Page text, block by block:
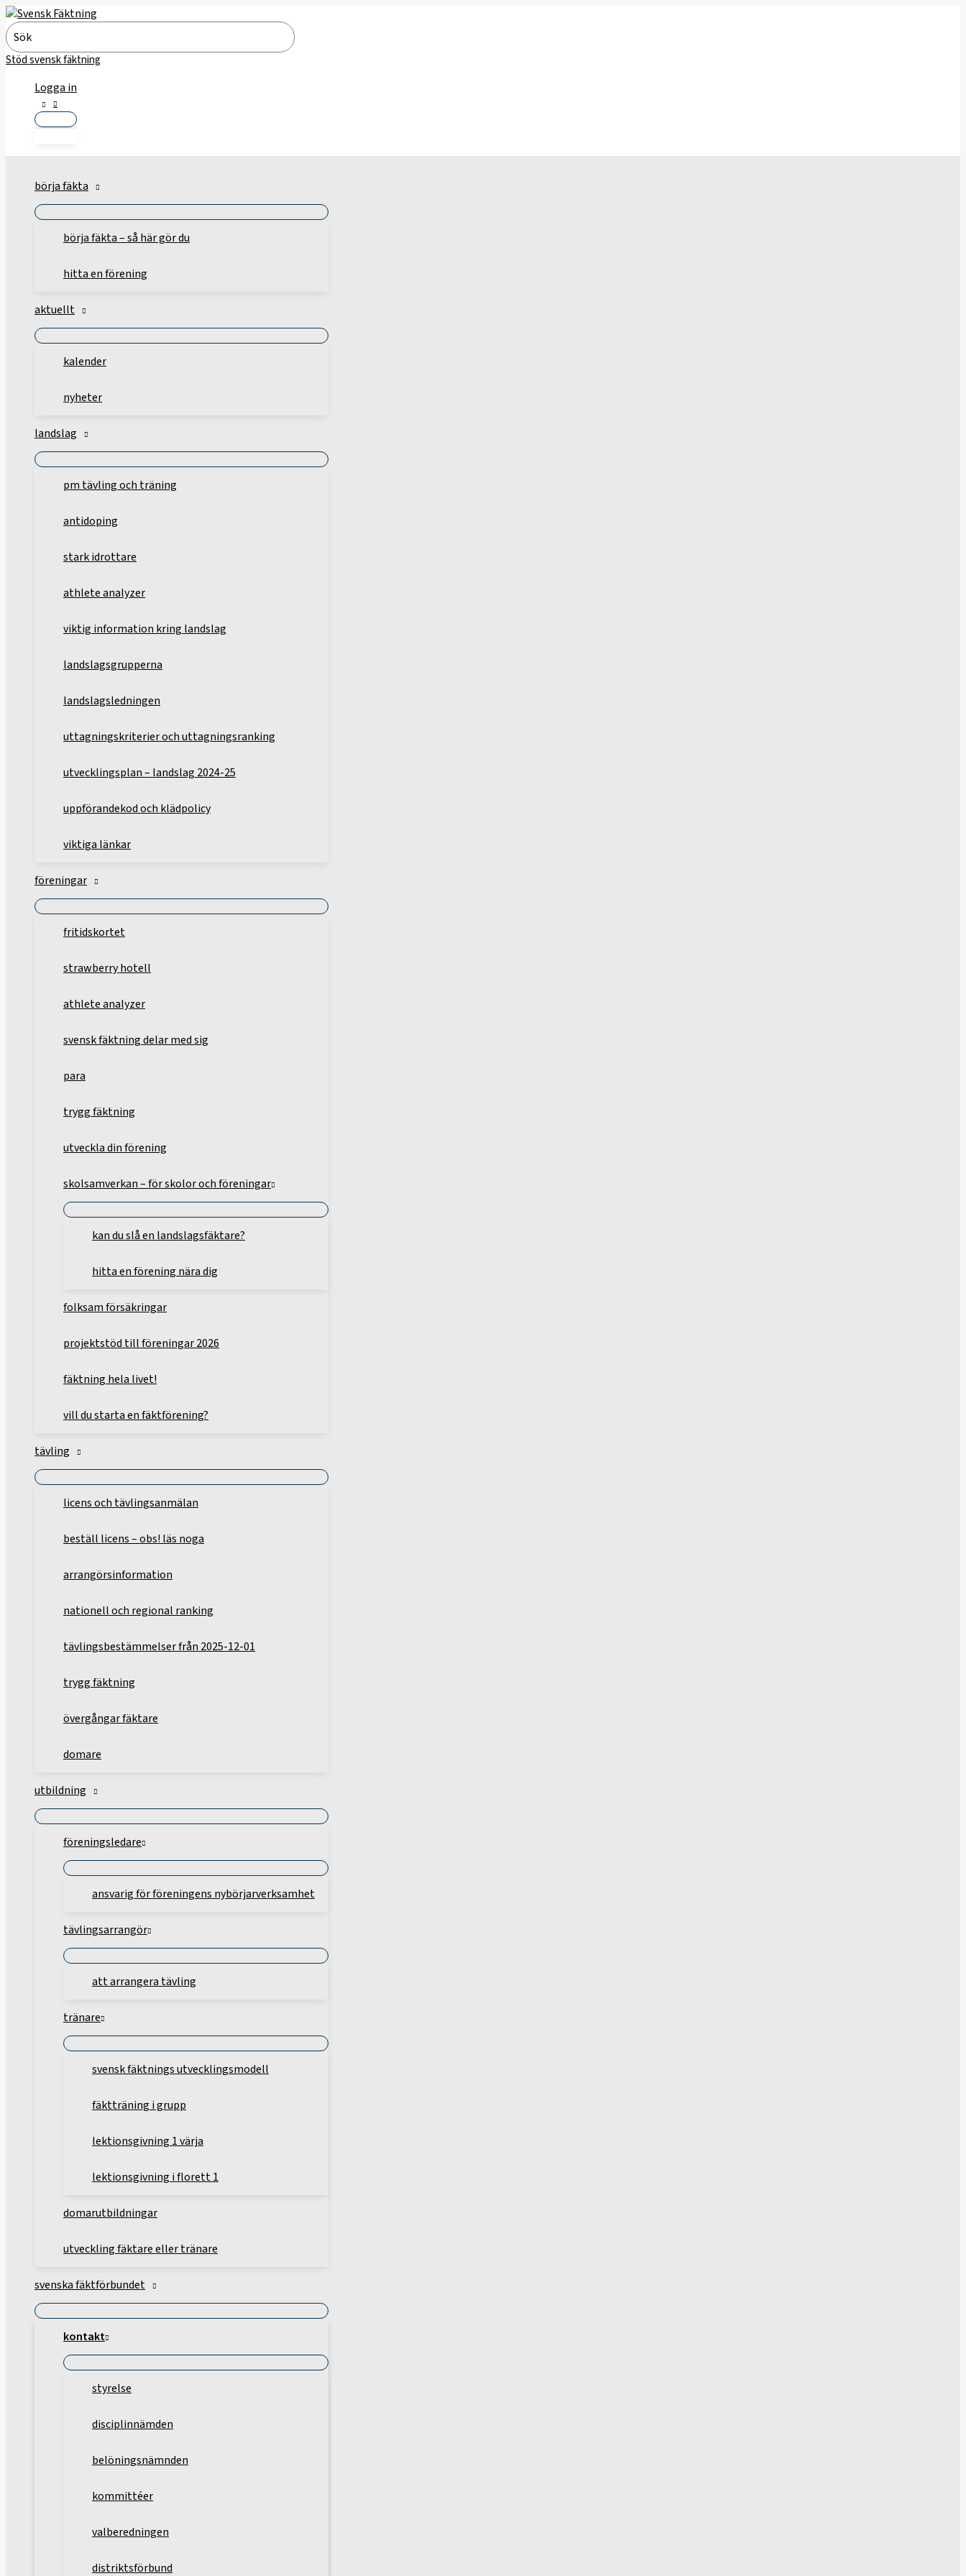
Hoppa
till
innehåll
Search
for:
Stöd svensk fäktning
Logga in
börja fäkta
börja fäkta – så här gör du
hitta en förening
aktuellt
kalender
nyheter
landslag
pm tävling och träning
antidoping
stark idrottare
athlete analyzer
viktig information kring landslag
landslagsgrupperna
landslagsledningen
uttagningskriterier och uttagningsranking
utvecklingsplan – landslag 2024-25
uppförandekod och klädpolicy
viktiga länkar
föreningar
fritidskortet
strawberry hotell
athlete analyzer
svensk fäktning delar med sig
para
trygg fäktning
utveckla din förening
skolsamverkan – för skolor och föreningar
kan du slå en landslagsfäktare?
hitta en förening nära dig
folksam försäkringar
projektstöd till föreningar 2026
fäktning hela livet!
vill du starta en fäktförening?
tävling
licens och tävlingsanmälan
beställ licens – obs! läs noga
arrangörsinformation
nationell och regional ranking
tävlingsbestämmelser från 2025-12-01
trygg fäktning
övergångar fäktare
domare
utbildning
föreningsledare
ansvarig för föreningens nybörjarverksamhet
tävlingsarrangör
att arrangera tävling
tränare
svensk fäktnings utvecklingsmodell
fäktträning i grupp
lektionsgivning 1 värja
lektionsgivning i florett 1
domarutbildningar
utveckling fäktare eller tränare
svenska fäktförbundet
kontakt
styrelse
disciplinnämden
belöningsnämnden
kommittéer
valberedningen
distriktsförbund